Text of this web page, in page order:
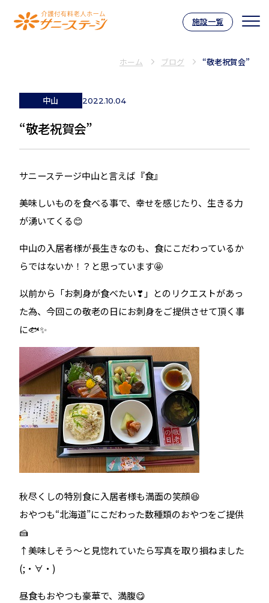
介護付有料老人ホーム サニーステー
施設一覧
ホーム ブログ “敬老祝賀会”
中山 2022.10.04
“敬老祝賀会”
サニーステージ中山と言えば『食』
美味しいものを食べる事で、幸せを感じたり、生きる力
が湧いてくる😊
中山の入居者様が長生きなのも、食にこだわっているか
らではないか！？と思っています🤩
以前から「お刺身が食べたい❣」とのリクエストがあっ
た為、今回この敬老の日にお刺身をご提供させて頂く事
に🐟✨
秋尽くしの特別食に入居者様も満面の笑顔😆
おやつも“北海道”にこだわった数種類のおやつをご提供
🍰
↑美味しそう～と見惚れていたら写真を取り損ねました
(;・∀・)
昼食もおやつも豪華で、満腹😋